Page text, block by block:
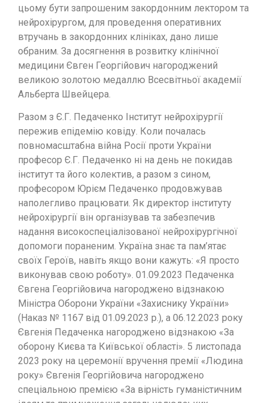
цьому бути запрошеним закордонним лектором та
нейрохірургом, для проведення оперативних
втручань в закордонних клініках, дано лише
обраним. За досягнення в розвитку клінічної
медицини Євген Георгійович нагороджений
великою золотою медаллю Всесвітньої академії
Альберта Швейцера.
Разом з Є.Г. Педаченко Інститут нейрохірургії
пережив епідемію ковіду. Коли почалась
повномасштабна війна Росії проти України
професор Є.Г. Педаченко ні на день не покидав
інститут та його колектив, а разом з сином,
професором Юрієм Педаченко продовжував
наполегливо працювати. Як директор інституту
нейрохірургії він організував та забезпечив
надання високоспеціалізованої нейрохірургічної
допомоги пораненим. Україна знає та пам’ятає
своїх Героїв, навіть якщо вони кажуть: «Я просто
виконував свою роботу». 01.09.2023 Педаченка
Євгена Георгійовича нагороджено відзнакою
Міністра Оборони України «Захиснику України»
(Наказ № 1167 від 01.09.2023 р.), а 06.12.2023 року
Євгенія Педаченка нагороджено відзнакою «За
оборону Києва та Київської області». 5 листопада
2023 року на церемонії вручення премії «Людина
року» Євгенія Георгійовича нагороджено
спеціальною премією «За вірність гуманістичним